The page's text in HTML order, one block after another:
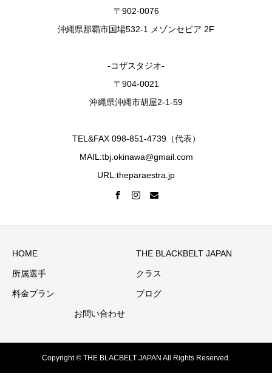
〒902-0076
沖縄県那覇市国場532-1 メゾンセピア 2F
-コザスタジオ-
〒904-0021
沖縄県沖縄市胡屋2-1-59
TEL&FAX 098-851-4739（代表）
MAIL:tbj.okinawa@gmail.com
URL:theparaestra.jp
HOME THE BLACKBELT JAPAN
所属選手 クラス
料金プラン ブログ
お問い合わせ
Copyright © THE BLACBELT JAPAN All Rights Reserved.